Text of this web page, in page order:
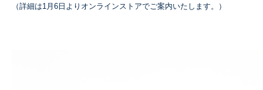
（詳細は1月6日よりオンラインストアでご案内いたします。）